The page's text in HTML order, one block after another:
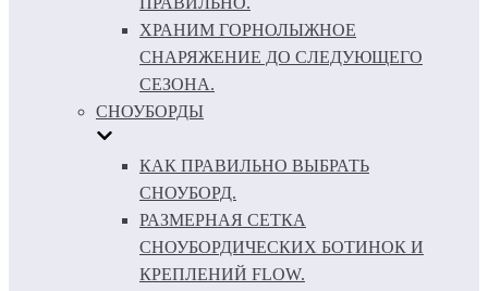
ХРАНИМ ГОРНОЛЫЖНОЕ
СНАРЯЖЕНИЕ ДО СЛЕДУЮЩЕГО
СЕЗОНА.
СНОУБОРДЫ
КАК ПРАВИЛЬНО ВЫБРАТЬ
СНОУБОРД.
РАЗМЕРНАЯ СЕТКА
СНОУБОРДИЧЕСКИХ БОТИНОК И
КРЕПЛЕНИЙ FLOW.